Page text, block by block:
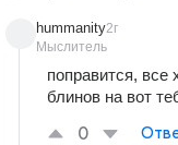
hummanity
Мыслитель
2г
поправится, все
блинов на вот
0